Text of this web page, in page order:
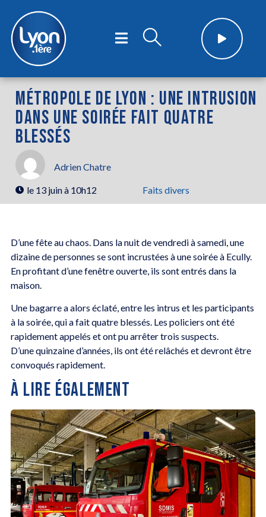
MÉTROPOLE DE LYON : UNE INTRUSION
DANS UNE SOIRÉE FAIT QUATRE
BLESSÉS
Adrien Chatre
le 13 juin à 10h12 Faits divers
D’une fête au chaos. Dans la nuit de vendredi à samedi, une
dizaine de personnes se sont incrustées à une soirée à Ecully.
En profitant d’une fenêtre ouverte, ils sont entrés dans la
maison.
Une bagarre a alors éclaté, entre les intrus et les participants
à la soirée, qui a fait quatre blessés. Les policiers ont été
rapidement appelés et ont pu arrêter trois suspects.
D’une quinzaine d’années, ils ont été relâchés et devront être
convoqués rapidement.
À LIRE ÉGALEMENT